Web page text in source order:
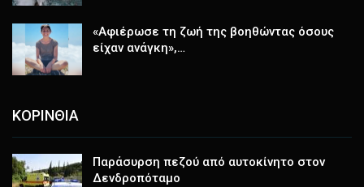
«Αφιέρωσε τη ζωή της βοηθώντας όσους
είχαν ανάγκη»,…
ΚΟΡΙΝΘΙΑ
Παράσυρση πεζού από αυτοκίνητο στον
Δενδροπόταμο